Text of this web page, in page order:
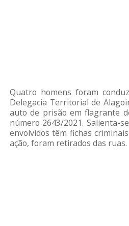
Quatro homens foram
Delegacia Territorial de
auto de prisão em flagrante
número 2643/2021. Salienta-
envolvidos têm fichas
ação, foram retirados das ruas.